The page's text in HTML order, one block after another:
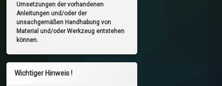
Umsetzungen der vorhandenen
Anleitungen und/oder der
unsachgemäßen Handhabung von
Material und/oder Werkzeug entstehen
können.
Wichtiger Hinweis !